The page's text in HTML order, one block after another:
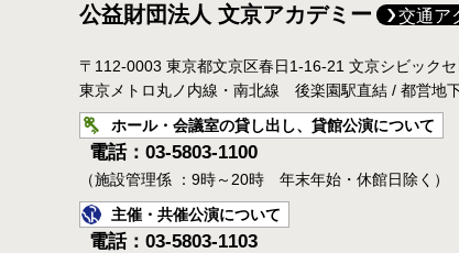
公益財団法人 文京アカデミー 交通ア
〒112-0003 東京都文京区春日1-16-21 文京シビック
東京メトロ丸ノ内線・南北線 後楽園駅直結 / 都営地
ホール・会議室の貸し出し、貸館公演について
電話：03-5803-1100
（施設管理係 ：9時～20時 年末年始・休館日除く）
主催・共催公演について
電話：03-5803-1103